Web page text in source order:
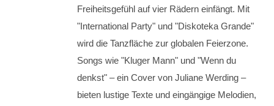
Freiheitsgefühl auf vier Rädern einfängt. Mit
"International Party" und "Diskoteka Grande"
wird die Tanzfläche zur globalen Feierzone.
Songs wie "Kluger Mann" und "Wenn du
denkst" – ein Cover von Juliane Werding –
bieten lustige Texte und eingängige Melodien,